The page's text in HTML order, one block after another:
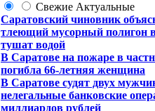
Свежие Актуальные
Саратовский чиновник
тлеющий мусорный полигон в
тушат водой
В Саратове на пожаре в
погибла 66-летняя женщина
В Саратове судят двух
нелегальные банковские
миллиардов рублей